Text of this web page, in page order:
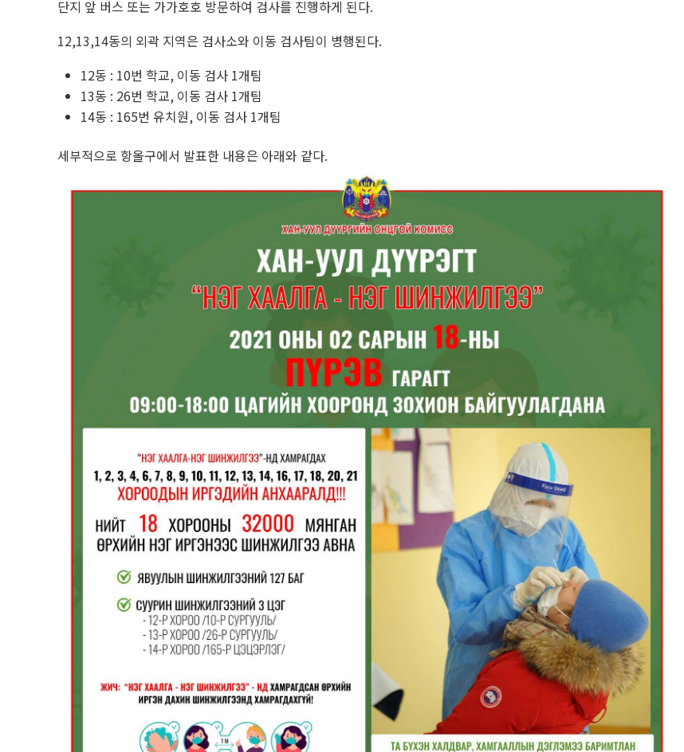
단지 앞 버스 또는 가가호호 방문하여 검사를 진행하게 된다.
12,13,14동의 외곽 지역은 검사소와 이동 검사팀이 병행된다.
12동 : 10번 학교, 이동 검사 1개팀
13동 : 26번 학교, 이동 검사 1개팀
14동 : 165번 유치원, 이동 검사 1개팀
세부적으로 항올구에서 발표한 내용은 아래와 같다.